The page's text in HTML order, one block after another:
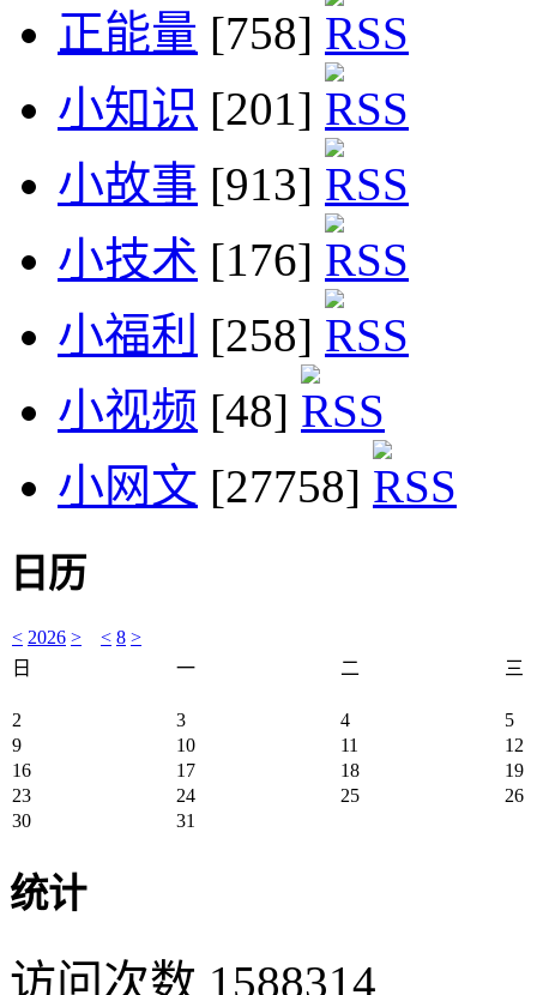
正能量 [758]
小知识 [201]
小故事 [913]
小技术 [176]
小福利 [258]
小视频 [48]
小网文 [27758]
日历
< 2026 > < 8 >
日
一 二 三
2 3 4
5
9
10 11
12
16
17 18
19
23
24 25
26
30
31
统计
访问次数 1588314